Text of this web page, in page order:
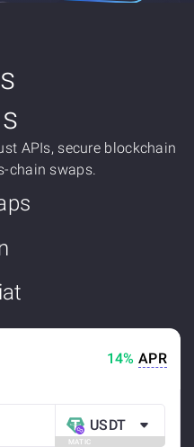
APIs, secure blockchain
chain swaps.
14% APR
USDT
MATIC